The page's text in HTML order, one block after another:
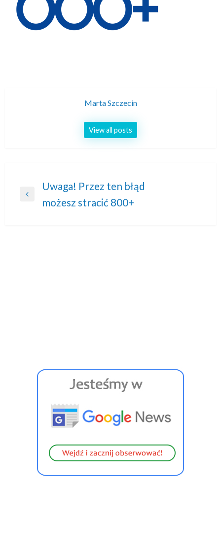
Marta Szczecin
View all posts
Nawigacja
wpisu
Previous
Uwaga! Przez ten błąd
możesz stracić 800+